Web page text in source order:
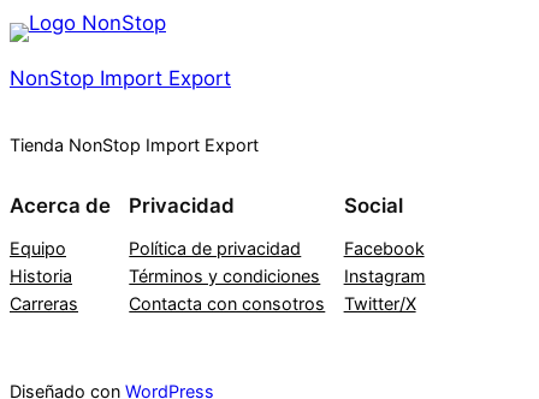
NonStop Import Export
Tienda NonStop Import Export
Acerca de
Equipo
Historia
Carreras
Privacidad
Política de privacidad
Términos y condiciones
Contacta con consotros
Social
Facebook
Instagram
Twitter/X
Diseñado con WordPress